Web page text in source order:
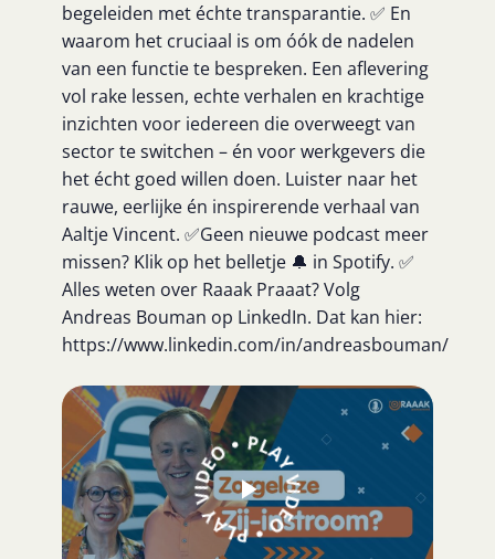
begeleiden met échte transparantie. ✅ En
waarom het cruciaal is om óók de nadelen
van een functie te bespreken. Een aflevering
vol rake lessen, echte verhalen en krachtige
inzichten voor iedereen die overweegt van
sector te switchen – én voor werkgevers die
het écht goed willen doen. Luister naar het
rauwe, eerlijke én inspirerende verhaal van
Aaltje Vincent. ✅Geen nieuwe podcast meer
missen? Klik op het belletje 🔔 in Spotify. ✅
Alles weten over Raaak Praaat? Volg
Andreas Bouman op LinkedIn. Dat kan hier:
https://www.linkedin.com/in/andreasbouman/